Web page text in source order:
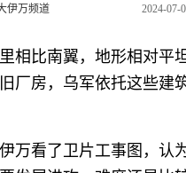
伊万频道 2024-07-
相比南翼，地形相对平
厂房，乌军依托这些建
万看了卫片工事图，认